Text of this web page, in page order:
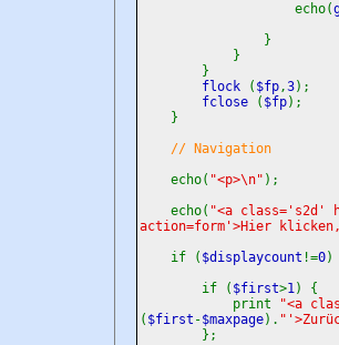
echo(
}
}
}
flock
( $fp,3);
fclose
( $fp);
}
// Navigation
echo( "<p>\n" );
echo( "<a class='s2d'
action=form'>Hier
if ( $displaycount !=0)
if ( $first>1) {
print
"<a
( $first -$maxpage).
};